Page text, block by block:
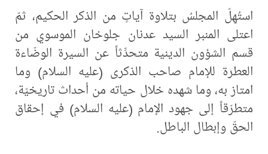
استُهِلّ المجلسُ بتلاوة آياتٍ من الذكر الحكيم، ثمّ
اعتلى المنبر السيد عدنان جلوخان الموسوي من
قسم الشؤون الدينية متحدِّثاً عن السيرة الوضّاءة
العطرة للإمام صاحب الذكرى (عليه السلام) وما
امتاز به، وما شهده خلال حياته من أحداث تاريخيّة،
متطرّقاً إلى جهود الإمام (عليه السلام) في إحقاق
الحقّ وإبطال الباطل.